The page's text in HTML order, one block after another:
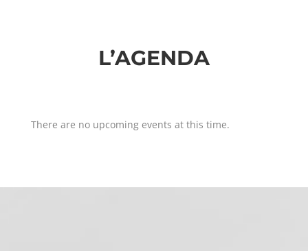
L’AGENDA
There are no upcoming events at this time.